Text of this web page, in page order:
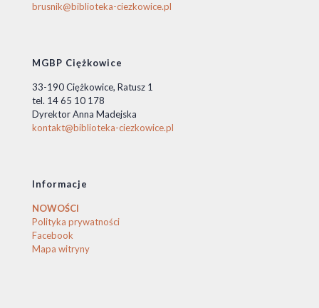
brusnik@biblioteka-ciezkowice.pl
MGBP Ciężkowice
33-190 Ciężkowice, Ratusz 1
tel. 14 65 10 178
Dyrektor Anna Madejska
kontakt@biblioteka-ciezkowice.pl
Informacje
NOWOŚCI
Polityka prywatności
Facebook
Mapa witryny